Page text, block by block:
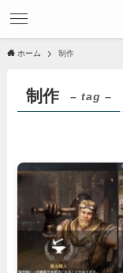
ホーム 制作
制作 – tag –